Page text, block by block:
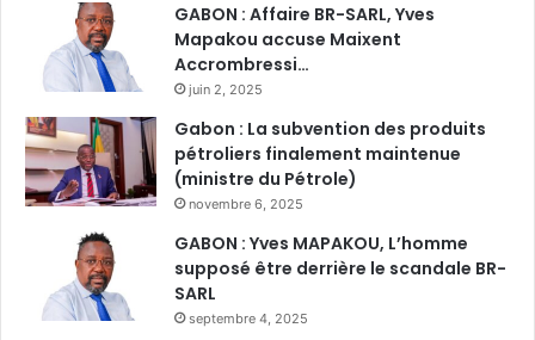
GABON : Affaire BR-SARL, Yves
Mapakou accuse Maixent
Accrombressi…
juin 2, 2025
Gabon : La subvention des produits
pétroliers finalement maintenue
(ministre du Pétrole)
novembre 6, 2025
GABON : Yves MAPAKOU, L’homme
supposé être derrière le scandale BR-
SARL
septembre 4, 2025